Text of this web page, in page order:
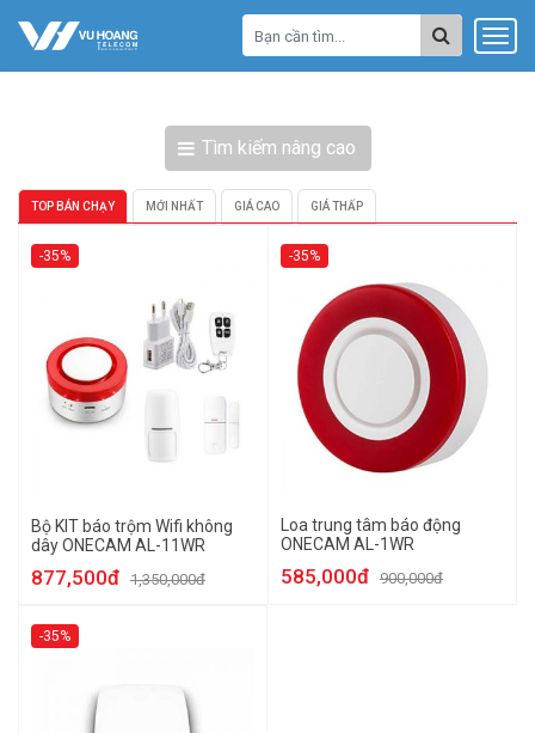
Tìm kiếm nâng cao
TOP BÁN CHẠY MỚI NHẤT GIÁ CAO GIÁ THẤP
-35%
Bộ KIT báo trộm Wifi không
dây ONECAM AL-11WR
877,500đ 1,350,000đ
-35%
Loa trung tâm báo động
ONECAM AL-1WR
585,000đ 900,000đ
-35%